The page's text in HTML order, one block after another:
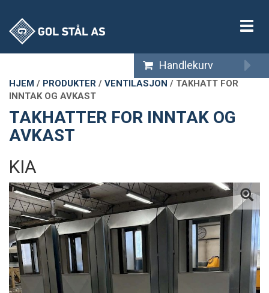
Vis
HJEM / PRODUKTER / VENTILASJON / TAKHATT FOR
INNTAK OG AVKAST
TAKHATTER FOR INNTAK OG
AVKAST
KIA
Handlekurv